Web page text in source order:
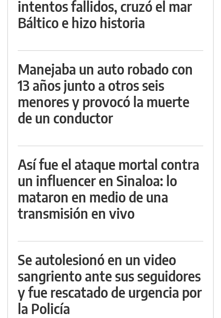
intentos fallidos, cruzó el mar
Báltico e hizo historia
Manejaba un auto robado con
13 años junto a otros seis
menores y provocó la muerte
de un conductor
Así fue el ataque mortal contra
un influencer en Sinaloa: lo
mataron en medio de una
transmisión en vivo
Se autolesionó en un video
sangriento ante sus seguidores
y fue rescatado de urgencia por
la Policía